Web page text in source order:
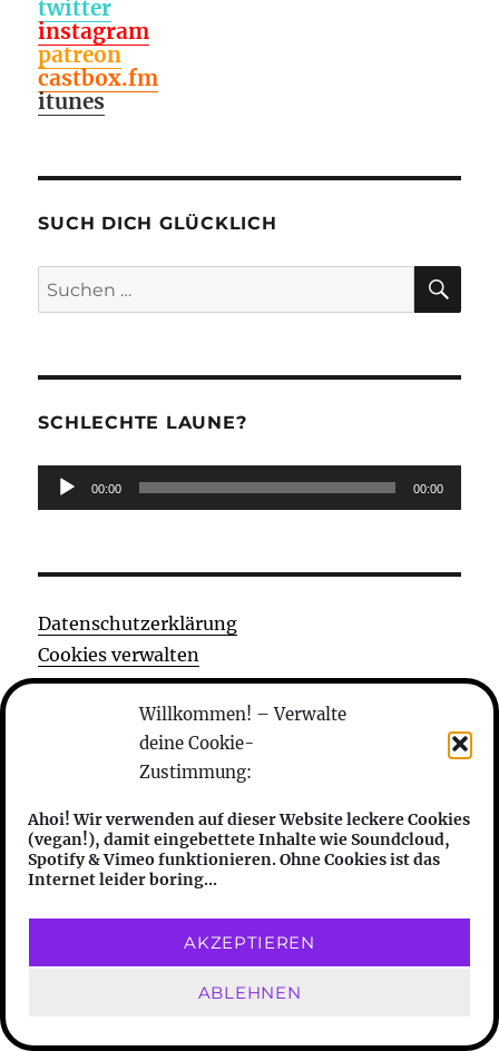
Willkommen! – Verwalte
deine Cookie-
Zustimmung:
Ahoi! Wir verwenden auf dieser Website leckere Cookies
(vegan!), damit eingebettete Inhalte wie Soundcloud,
Spotify & Vimeo funktionieren. Ohne Cookies ist das
Internet leider boring...
AKZEPTIEREN
ABLEHNEN
twitter
instagram
patreon
castbox.fm
itunes
SUCH DICH GLÜCKLICH
Suchen
nach:
SCHLECHTE LAUNE?
Audio-
Player
00:00 00:00
Datenschutzerklärung
Cookies verwalten
Impressum
> ♥♥♥ <
was machen die
features